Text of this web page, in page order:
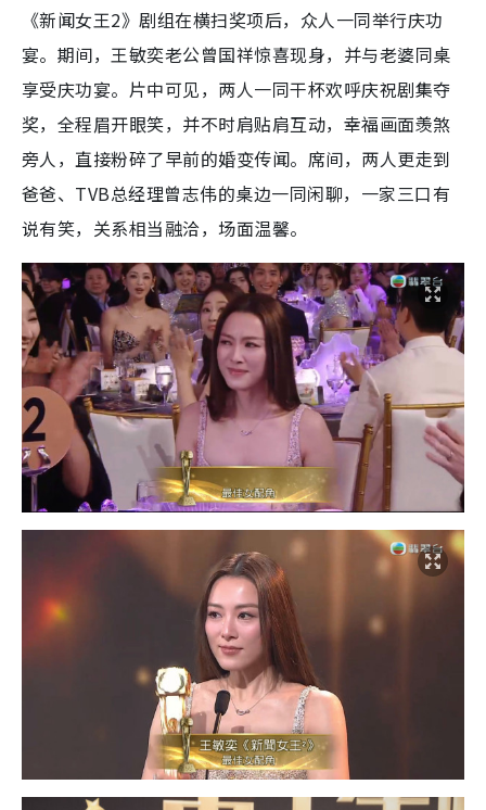
《新闻女王2》剧组在横扫奖项后，众人一同举行庆功
宴。期间，王敏奕老公曾国祥惊喜现身，并与老婆同桌
享受庆功宴。片中可见，两人一同干杯欢呼庆祝剧集夺
奖，全程眉开眼笑，并不时肩贴肩互动，幸福画面羡煞
旁人，直接粉碎了早前的婚变传闻。席间，两人更走到
爸爸、TVB总经理曾志伟的桌边一同闲聊，一家三口有
说有笑，关系相当融洽，场面温馨。